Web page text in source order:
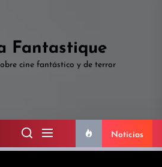
Fantastique
cine fantástico y de terror
Noticias